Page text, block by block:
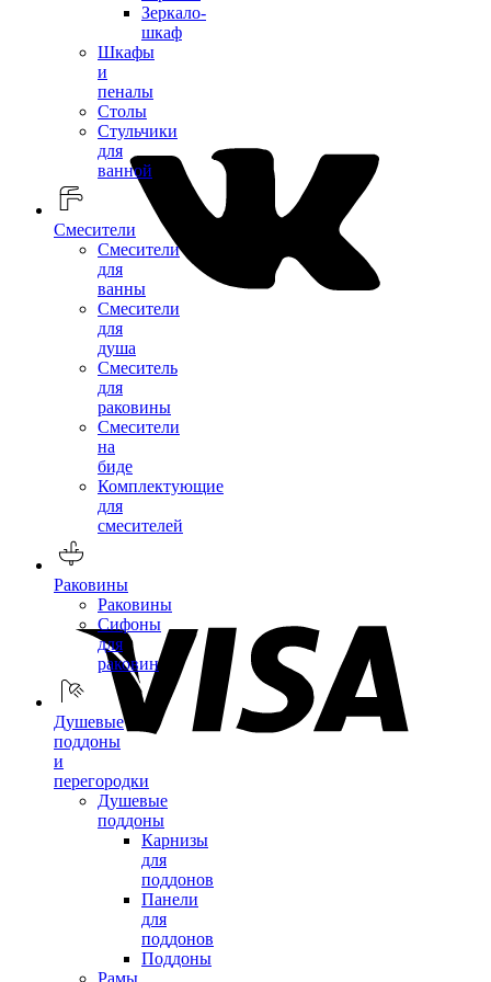
Зеркало-
шкаф
Шкафы
и
пеналы
Столы
Стульчики
для
ванной
Смесители
Смесители
для
ванны
Смесители
для
душа
Смеситель
для
раковины
Смесители
на
биде
Комплектующие
для
смесителей
Раковины
Раковины
Сифоны
для
раковин
Душевые
поддоны
и
перегородки
Душевые
поддоны
Карнизы
для
поддонов
Панели
для
поддонов
Поддоны